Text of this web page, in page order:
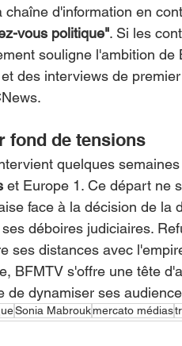
chaîne d'information en
vous politique". Si les
souligne l'ambition
des interviews de
fond de tensions
quelques
et Europe 1. Ce départ ne
face à la décision de la
déboires judiciaires.
ses distances avec
BFMTV s'offre une tête
de dynamiser ses
Sonia Mabroukmercato médias